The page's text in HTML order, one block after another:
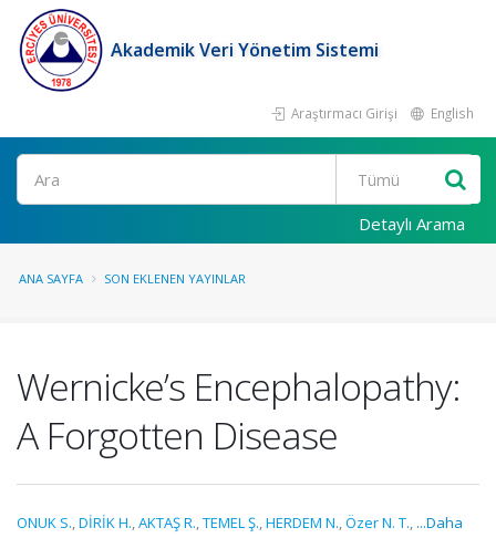
Akademik Veri Yönetim Sistemi
Araştırmacı Girişi English
Ara
Detaylı Arama
ANA SAYFA SON EKLENEN YAYINLAR
Wernicke’s Encephalopathy:
A Forgotten Disease
ONUK S.,DİRİK H.,AKTAŞ R.,TEMEL Ş.,HERDEM N.,Özer N. T., ...Daha